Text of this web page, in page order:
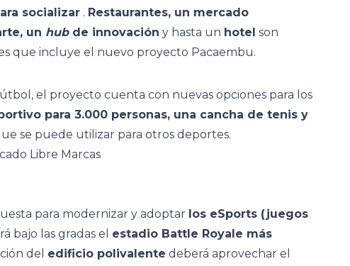
socializar . Restaurantes, un mercado
un hubde innovación y hasta un hotel son
que incluye el nuevo proyecto Pacaembu.
el proyecto cuenta con nuevas opciones para los
para 3.000 personas, una cancha de tenis y
se puede utilizar para otros deportes.
para modernizar y adoptar los eSports (juegos
bajo las gradas el estadio Battle Royale más
del edificio polivalente deberá aprovechar el